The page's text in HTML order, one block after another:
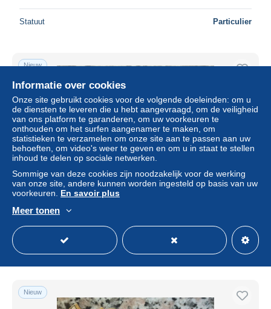
Statuut Particulier
Nieuw
bm etichetta pubblicitaria vino falerno bianco napoli regno
Professioneel handelaar
Nieuw
Informatie over cookies
Onze site gebruikt cookies voor de volgende doeleinden: om u
de diensten te leveren die u hebt aangevraagd, om de veiligheid
van ons platform te garanderen, om uw voorkeuren te
onthouden om het surfen aangenamer te maken, om
statistieken te verzamelen om onze site aan te passen aan uw
behoeften, om video's weer te geven en om u in staat te stellen
inhoud te delen op sociale netwerken.
Sommige van deze cookies zijn noodzakelijk voor de werking
van onze site, andere kunnen worden ingesteld op basis van uw
voorkeuren. En savoir plus
Meer tonen